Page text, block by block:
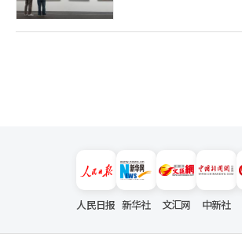
人民日报 新华社 文汇网 中新社